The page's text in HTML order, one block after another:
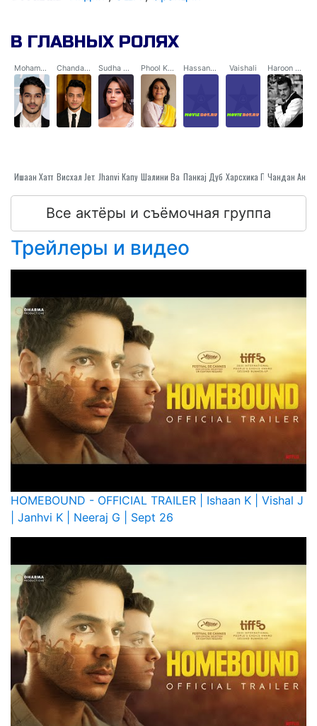
В ГЛАВНЫХ РОЛЯХ
Mohammed Shoaib Ali
Ишаан Хаттар
Chandan Kumar (Valmiki)
Висхал Jетхwа
Sudha Bharti
Jhanvi Капур
Phool Kumari
Шалини Ватса
Hassan Ali
Панкаj Дубей
Vaishali
Харсхика Пармар
Haroon Nawaz
Чандан
Все актёры и съёмочная группа
Трейлеры и видео
HOMEBOUND - OFFICIAL TRAILER | Ishaan K | Vishal J
| Janhvi K | Neeraj G | Sept 26